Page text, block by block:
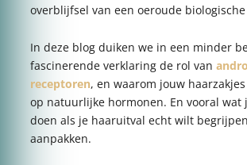
overblijfsel van een oeroude biologische
In deze blog duiken we in een minder
fascinerende verklaring de rol van
receptoren, en waarom jouw
op natuurlijke hormonen. En vooral wat
doen als je haaruitval echt wilt
aanpakken.